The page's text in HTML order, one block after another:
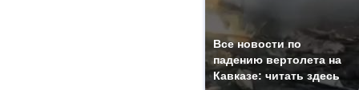
Все новости по
падению вертолета на
Кавказе: читать здесь